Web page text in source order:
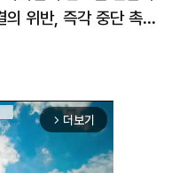
위반, 즉각 중단 촉
arrow_forward_ios 더보기